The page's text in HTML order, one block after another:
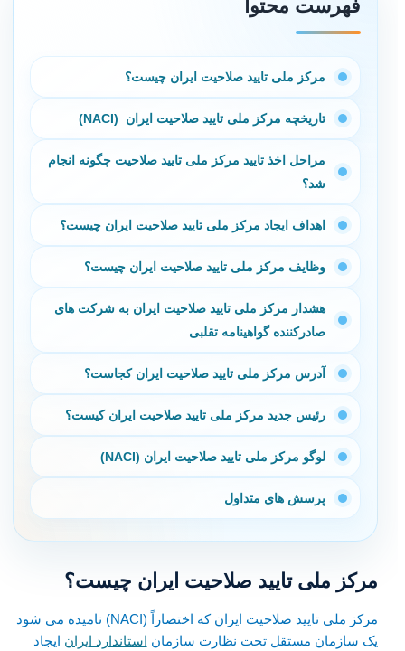
فهرست محتوا
مرکز ملی تایید صلاحیت ایران چیست؟
تاریخچه مرکز ملی تایید صلاحیت ایران (NACI)
مراحل اخذ تایید مرکز ملی تایید صلاحیت چگونه انجام
شد؟
اهداف ایجاد مرکز ملی تایید صلاحیت ایران چیست؟
وظایف مرکز ملی تایید صلاحیت ایران چیست؟
هشدار مرکز ملی تایید صلاحیت ایران به شرکت های
صادرکننده گواهینامه تقلبی
آدرس مرکز ملی تایید صلاحیت ایران کجاست؟
رئیس جدید مرکز ملی تایید صلاحیت ایران کیست؟
لوگو مرکز ملی تایید صلاحیت ایران (NACI)
پرسش های متداول
مرکز ملی تایید صلاحیت ایران چیست؟
مرکز ملی تایید صلاحیت ایران که اختصاراً (NACI) نامیده می شود
یک سازمان مستقل تحت نظارت سازماناستاندارد ایرانایجاد